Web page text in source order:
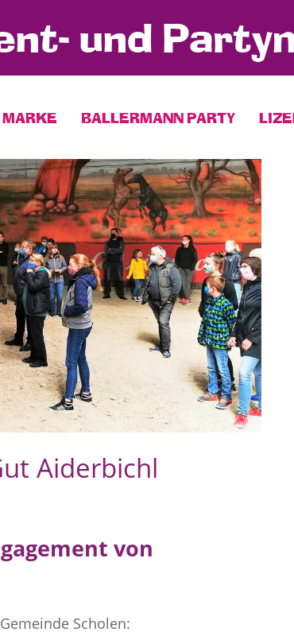
und
MARKE BALLERMANN PARTY
Aiderbichl
von
Scholen: